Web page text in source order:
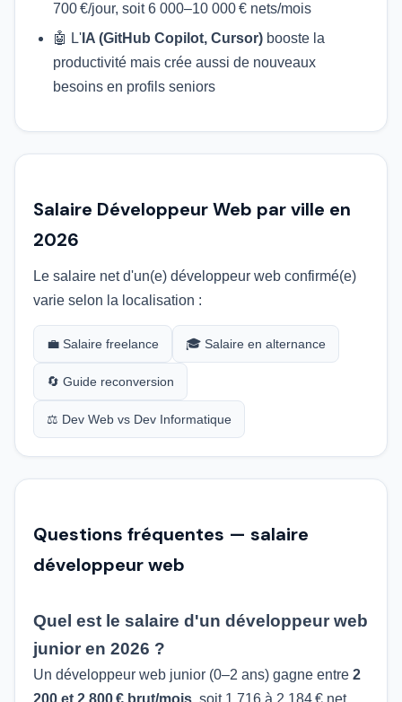
700 €/jour, soit 6 000–10 000 € nets/mois
🤖 L' IA (GitHub Copilot, Cursor) booste la
productivité mais crée aussi de nouveaux
besoins en profils seniors
Salaire Développeur Web par ville en
2026
Le salaire net d'un(e) développeur web confirmé(e)
varie selon la localisation :
💼 Salaire freelance 🎓 Salaire en alternance
🔄 Guide reconversion
⚖️ Dev Web vs Dev Informatique
Questions fréquentes — salaire
développeur web
Quel est le salaire d'un développeur web
junior en 2026 ?
Un développeur web junior (0–2 ans) gagne entre 2
200 et 2 800 € brut/mois , soit 1 716 à 2 184 € net.